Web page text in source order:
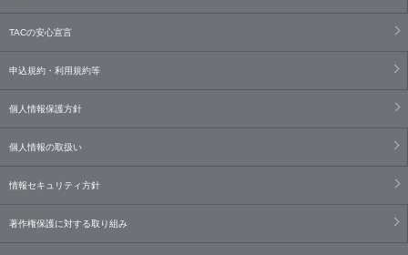
TACの安心宣言
申込規約・利用規約等
個人情報保護方針
個人情報の取扱い
情報セキュリティ方針
著作権保護に対する取り組み